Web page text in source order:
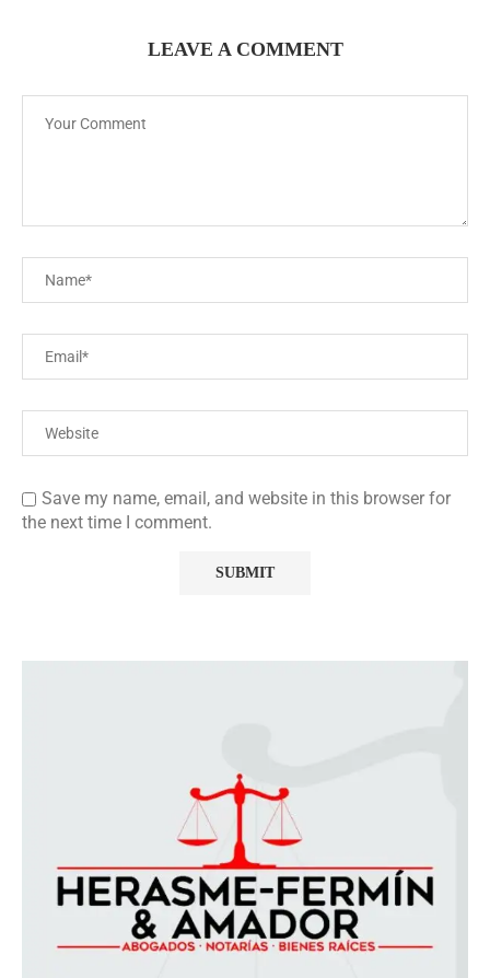
LEAVE A COMMENT
Save my name, email, and website in this browser for
the next time I comment.